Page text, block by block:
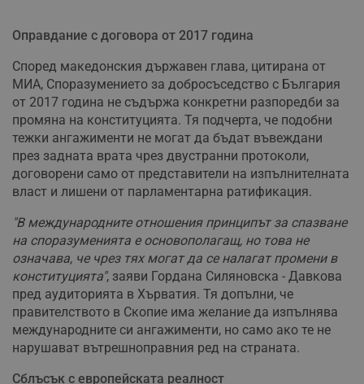
Оправдание с договора от 2017 година
Според македонския държавен глава, цитирана от
МИА, Споразумението за добросъседство с България
от 2017 година не съдържа конкретни разпоредби за
промяна на конституцията. Тя подчерта, че подобни
тежки ангажименти не могат да бъдат въвеждани
през задната врата чрез двустранни протоколи,
договорени само от представители на изпълнителната
власт и лишени от парламентарна ратификация.
"В международните отношения принципът за спазване
на споразуменията е основополагащ, но това не
означава, че чрез тях могат да се налагат промени в
конституцията", заяви Гордана Силяновска - Давкова
пред аудиторията в Хърватия. Тя допълни, че
правителството в Скопие има желание да изпълнява
международните си ангажименти, но само ако те не
нарушават вътрешноправния ред на страната.
Сблъсък с европейската реалност